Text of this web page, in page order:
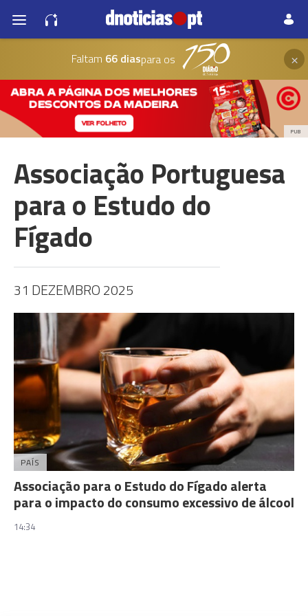
Faltam 66 diaspara os ×
PUB
Associação Portuguesa
para o Estudo do
Fígado
31 DEZEMBRO 2025
PAÍS
Associação para o Estudo do Fígado alerta
para o impacto do consumo excessivo de álcool
14:34